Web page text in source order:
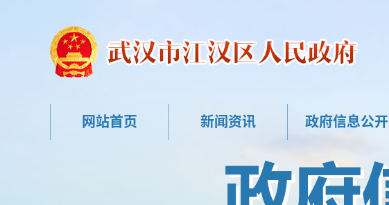
网站首页 新闻资讯 政府信息公开